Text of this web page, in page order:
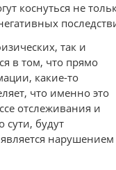
коснуться не
так и
в том, что прямо
какие-то
что именно это
отслеживания и
сути, будут
нарушением